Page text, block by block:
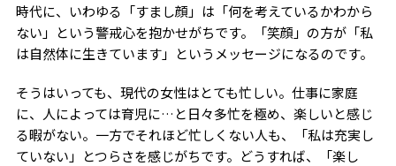
時代に、いわゆる「すまし顔」は「何を考えているかわから
ない」という警戒心を抱かせがちです。「笑顔」の方が「私
は自然体に生きています」というメッセージになるのです。
そうはいっても、現代の女性はとても忙しい。仕事に家庭
に、人によっては育児に…と日々多忙を極め、楽しいと感じ
る暇がない。一方でそれほど忙しくない人も、「私は充実し
ていない」とつらさを感じがちです。どうすれば、「楽し